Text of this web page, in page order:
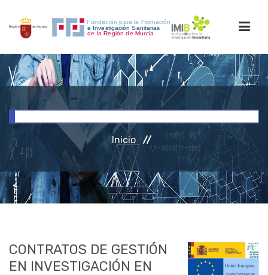
INICIO
INVESTIGACIÓN
RRHH
ACCESO PERSONAL
Inicio
CONTRATOS DE GESTIÓN
EN INVESTIGACIÓN EN